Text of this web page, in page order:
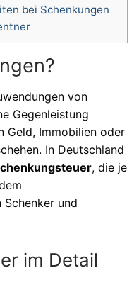
bei Schenkungen
von
Gegenleistung
Geld, Immobilien oder
In Deutschland
, die je
und
im Detail